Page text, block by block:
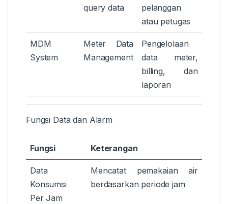
query data
pelanggan
atau petugas
MDM
System
Meter Data
Management
Pengelolaan
data meter,
billing, dan
laporan
Fungsi Data dan Alarm
Fungsi Keterangan
Data
Konsumsi
Per Jam
Mencatat pemakaian air
berdasarkan periode jam